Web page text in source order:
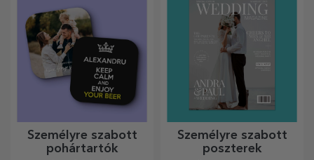
munkád.
Személyre szabott
pohártartók
Személyre szabott
poszterek